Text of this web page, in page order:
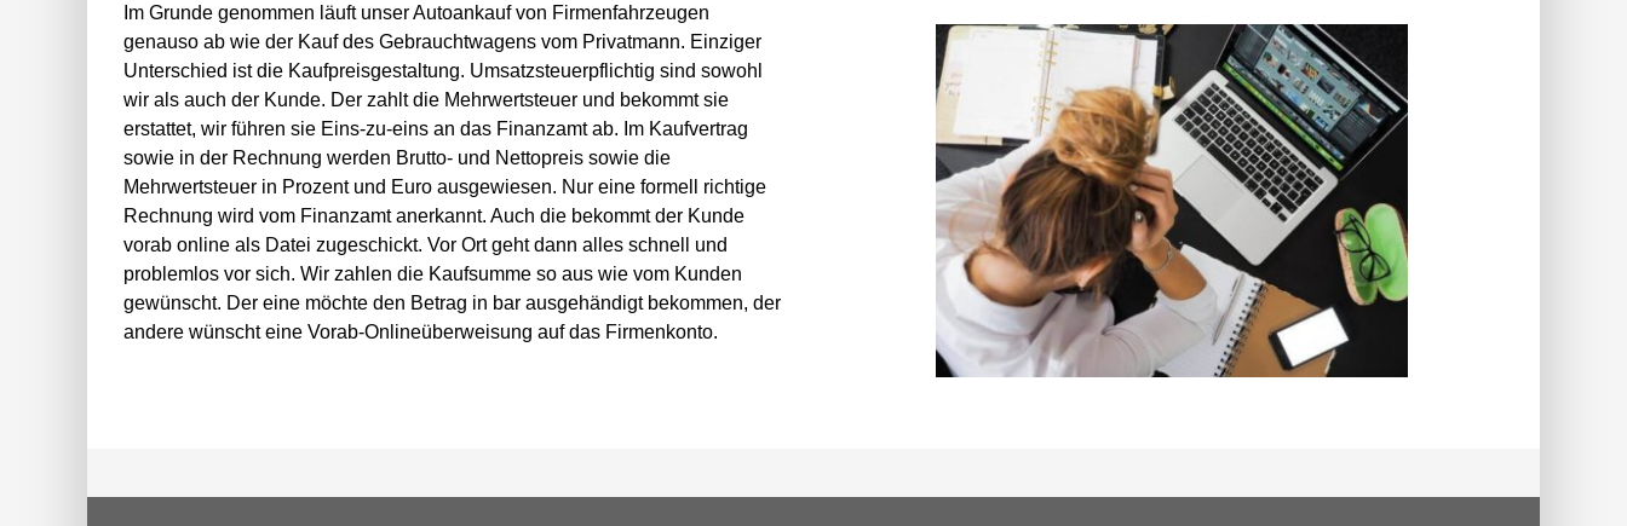
Im Grunde genommen läuft unser Autoankauf von Firmenfahrzeugen
genauso ab wie der Kauf des Gebrauchtwagens vom Privatmann. Einziger
Unterschied ist die Kaufpreisgestaltung. Umsatzsteuerpflichtig sind sowohl
wir als auch der Kunde. Der zahlt die Mehrwertsteuer und bekommt sie
erstattet, wir führen sie Eins-zu-eins an das Finanzamt ab. Im Kaufvertrag
sowie in der Rechnung werden Brutto- und Nettopreis sowie die
Mehrwertsteuer in Prozent und Euro ausgewiesen. Nur eine formell richtige
Rechnung wird vom Finanzamt anerkannt. Auch die bekommt der Kunde
vorab online als Datei zugeschickt. Vor Ort geht dann alles schnell und
problemlos vor sich. Wir zahlen die Kaufsumme so aus wie vom Kunden
gewünscht. Der eine möchte den Betrag in bar ausgehändigt bekommen, der
andere wünscht eine Vorab-Onlineüberweisung auf das Firmenkonto.